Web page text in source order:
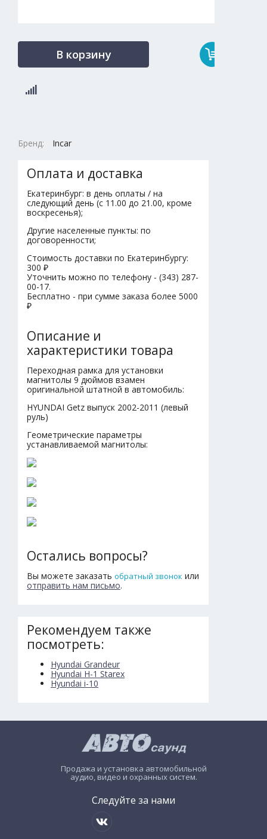
В корзину
Бренд: Incar
Оплата и доставка
Екатеринбург: в день оплаты / на
следующий день (с 11.00 до 21.00, кроме
воскресенья);
Другие населенные пункты: по
договоренности;
Стоимость доставки по Екатеринбургу:
300 ₽
Уточнить можно по телефону - (343) 287-
00-17.
Бесплатно - при сумме заказа более 5000
₽
Описание и
характеристики товара
Переходная рамка для установки
магнитолы 9 дюймов взамен
оригинальной штатной в автомобиль:
HYUNDAI Getz выпуск 2002-2011 (левый
руль)
Геометрические параметры
устанавливаемой магнитолы:
Остались вопросы?
Вы можете заказать обратный звонок или
отправить нам письмо.
Рекомендуем также
посмотреть:
Hyundai Grandeur
Hyundai H-1 Starex
Hyundai i-10
Продажа и установка автомобильной
аудио, видео и охранных систем.
Следуйте за нами